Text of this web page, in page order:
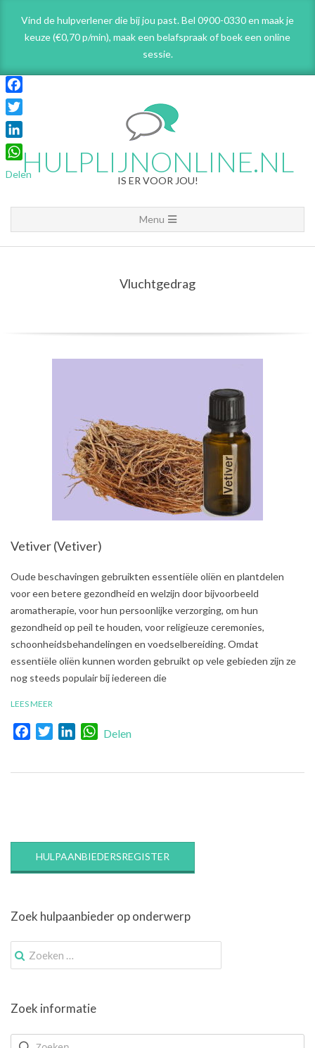
content
Vind de hulpverlener die bij jou past. Bel 0900-0330 en maak je
keuze (€0,70 p/min), maak een belafspraakof boek een online
sessie.
HULPLIJNONLINE.NL
IS ER VOOR JOU!
Navigation
Menu
Menu
Vluchtgedrag
Vetiver (Vetiver)
2021-
Oude beschavingen gebruikten essentiële oliën en plantdelen
voor een betere gezondheid en welzijn door bijvoorbeeld
aromatherapie, voor hun persoonlijke verzorging, om hun
gezondheid op peil te houden, voor religieuze ceremonies,
schoonheidsbehandelingen en voedselbereiding. Omdat
essentiële oliën kunnen worden gebruikt op vele gebieden zijn ze
nog steeds populair bij iedereen die
LEES MEER
FacebookTwitterLinkedInWhatsApp
Delen
HULPAANBIEDERSREGISTER
Zoek hulpaanbieder op onderwerp
Zoek
naar:
Zoek informatie
Facebook
Twitter
LinkedIn
WhatsApp
Delen